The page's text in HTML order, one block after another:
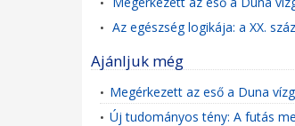
• Az egészség logikája: a XX.
Ajánljuk még
• Megérkezett az eső a Duna
• Új tudományos tény: A futás